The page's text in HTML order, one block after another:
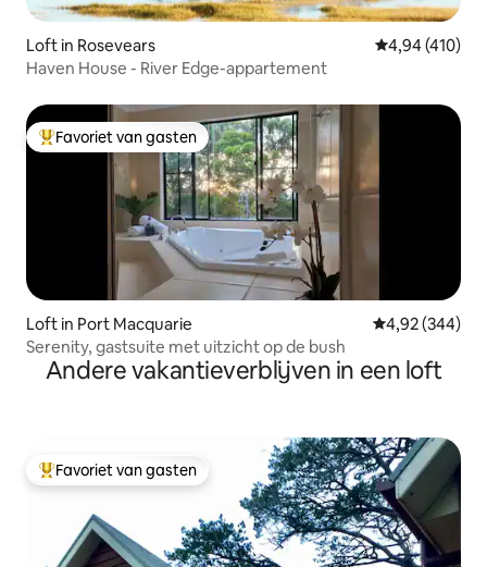
Loft in Rosevears Gemiddelde
4,94 (410)
Haven House - River Edge-appartement
Topfavoriet van gasten
Favoriet van gasten
Loft in Port Macquarie Gemiddelde
4,92 (344)
Serenity, gastsuite met uitzicht op de bush
Andere vakantieverblijven in een loft
Topfavoriet van gasten
Favoriet van gasten